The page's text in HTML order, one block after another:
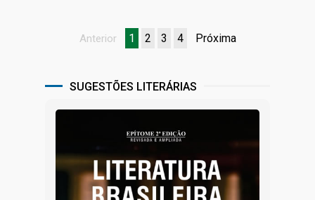
Anterior 1 2 3 4 Próxima
SUGESTÕES LITERÁRIAS